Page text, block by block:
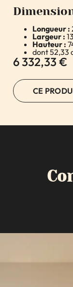
Longueur :
Largeur :
Hauteur :
dont 52,33
6 332,33 €
CE